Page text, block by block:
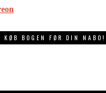
KØB BOGEN FØR DIN NABO!